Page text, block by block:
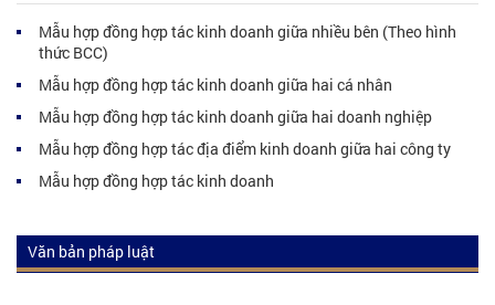
Mẫu hợp đồng hợp tác kinh doanh giữa nhiều bên (Theo hình
thức BCC)
Mẫu hợp đồng hợp tác kinh doanh giữa hai cá nhân
Mẫu hợp đồng hợp tác kinh doanh giữa hai doanh nghiệp
Mẫu hợp đồng hợp tác địa điểm kinh doanh giữa hai công ty
Mẫu hợp đồng hợp tác kinh doanh
Văn bản pháp luật